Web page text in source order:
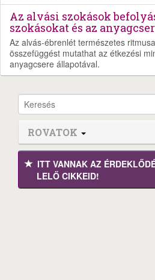
Az alvási szokások
szokásokat és az
Az alvás-ébrenlét természetes
összefüggést mutathat az étkezési
anyagcsere állapotával.
ROVATOK
ITT VANNAK AZ
LELŐ CIKKEID!